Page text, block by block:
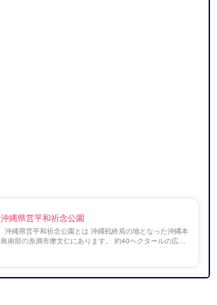
沖縄県営平和祈念公園
沖縄県営平和祈念公園とは 沖縄戦終焉の地となった沖縄本
島南部の糸満市摩文仁にあります。 約40ヘクタールの広大